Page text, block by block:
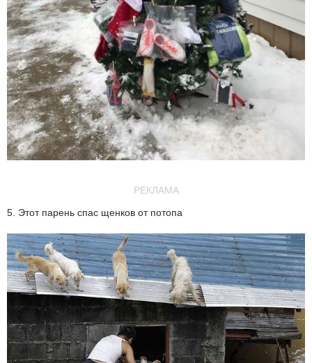
РЕКЛАМА
5. Этот парень спас щенков от потопа